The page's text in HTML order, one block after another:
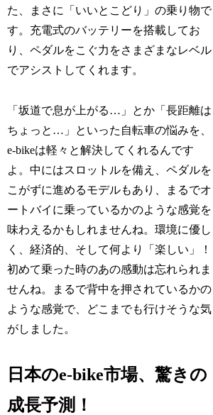
た、まさに「いいとこどり」の乗り物で
す。充電式のバッテリーを搭載してお
り、ペダルをこぐ力をさまざまなレベル
でアシストしてくれます。
「坂道で息が上がる…」とか「長距離は
ちょっと…」といった自転車の悩みを、
e-bikeは軽々と解決してくれるんです
よ。中にはスロットルを備え、ペダルを
こがずに進めるモデルもあり、まるでオ
ートバイに乗っているかのような感覚を
味わえるかもしれませんね。環境に優し
く、経済的、そして何より「楽しい」！
初めて乗った時のあの感動は忘れられま
せんね。まるで背中を押されているかの
ような感覚で、どこまでも行けそうな気
がしました。
日本のe-bike市場、驚きの
成長予測！